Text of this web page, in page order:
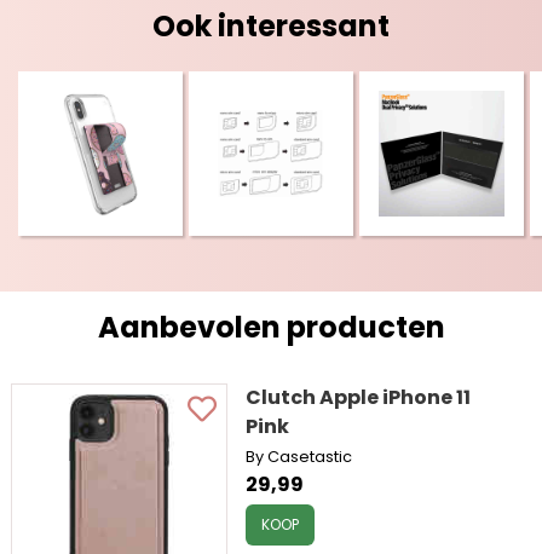
Ook interessant
Aanbevolen producten
Clutch Apple iPhone 11
Pink
By Casetastic
29,99
KOOP